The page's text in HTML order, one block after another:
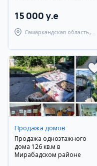
15 000 y.e
Самаркандская область,
Продажа домов
Продажа одноэтажного
дома 126 кв.м в
Мирабадском районе